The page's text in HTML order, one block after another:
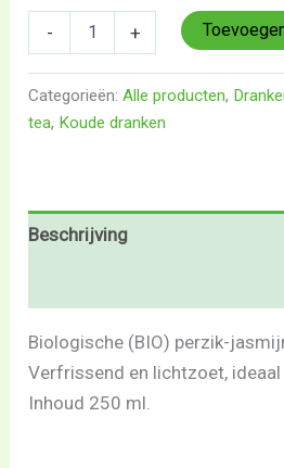
- +
Categorieën:Alle producten,
tea, Koude dranken
Beschrijving
Biologische (BIO) perzik-
Verfrissend en lichtzoet, ideaal
Inhoud 250 ml.